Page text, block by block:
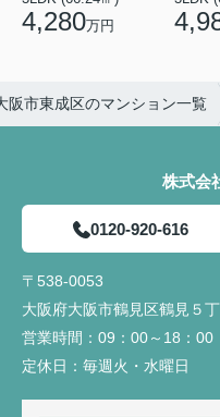
4,280万円
阪市東成区のマンション一覧
株式会
0120-920-616
〒538-0053
大阪府大阪市鶴見区鶴見５
営業時間： 09：00～18：00
定休日： 毎週火・水曜日